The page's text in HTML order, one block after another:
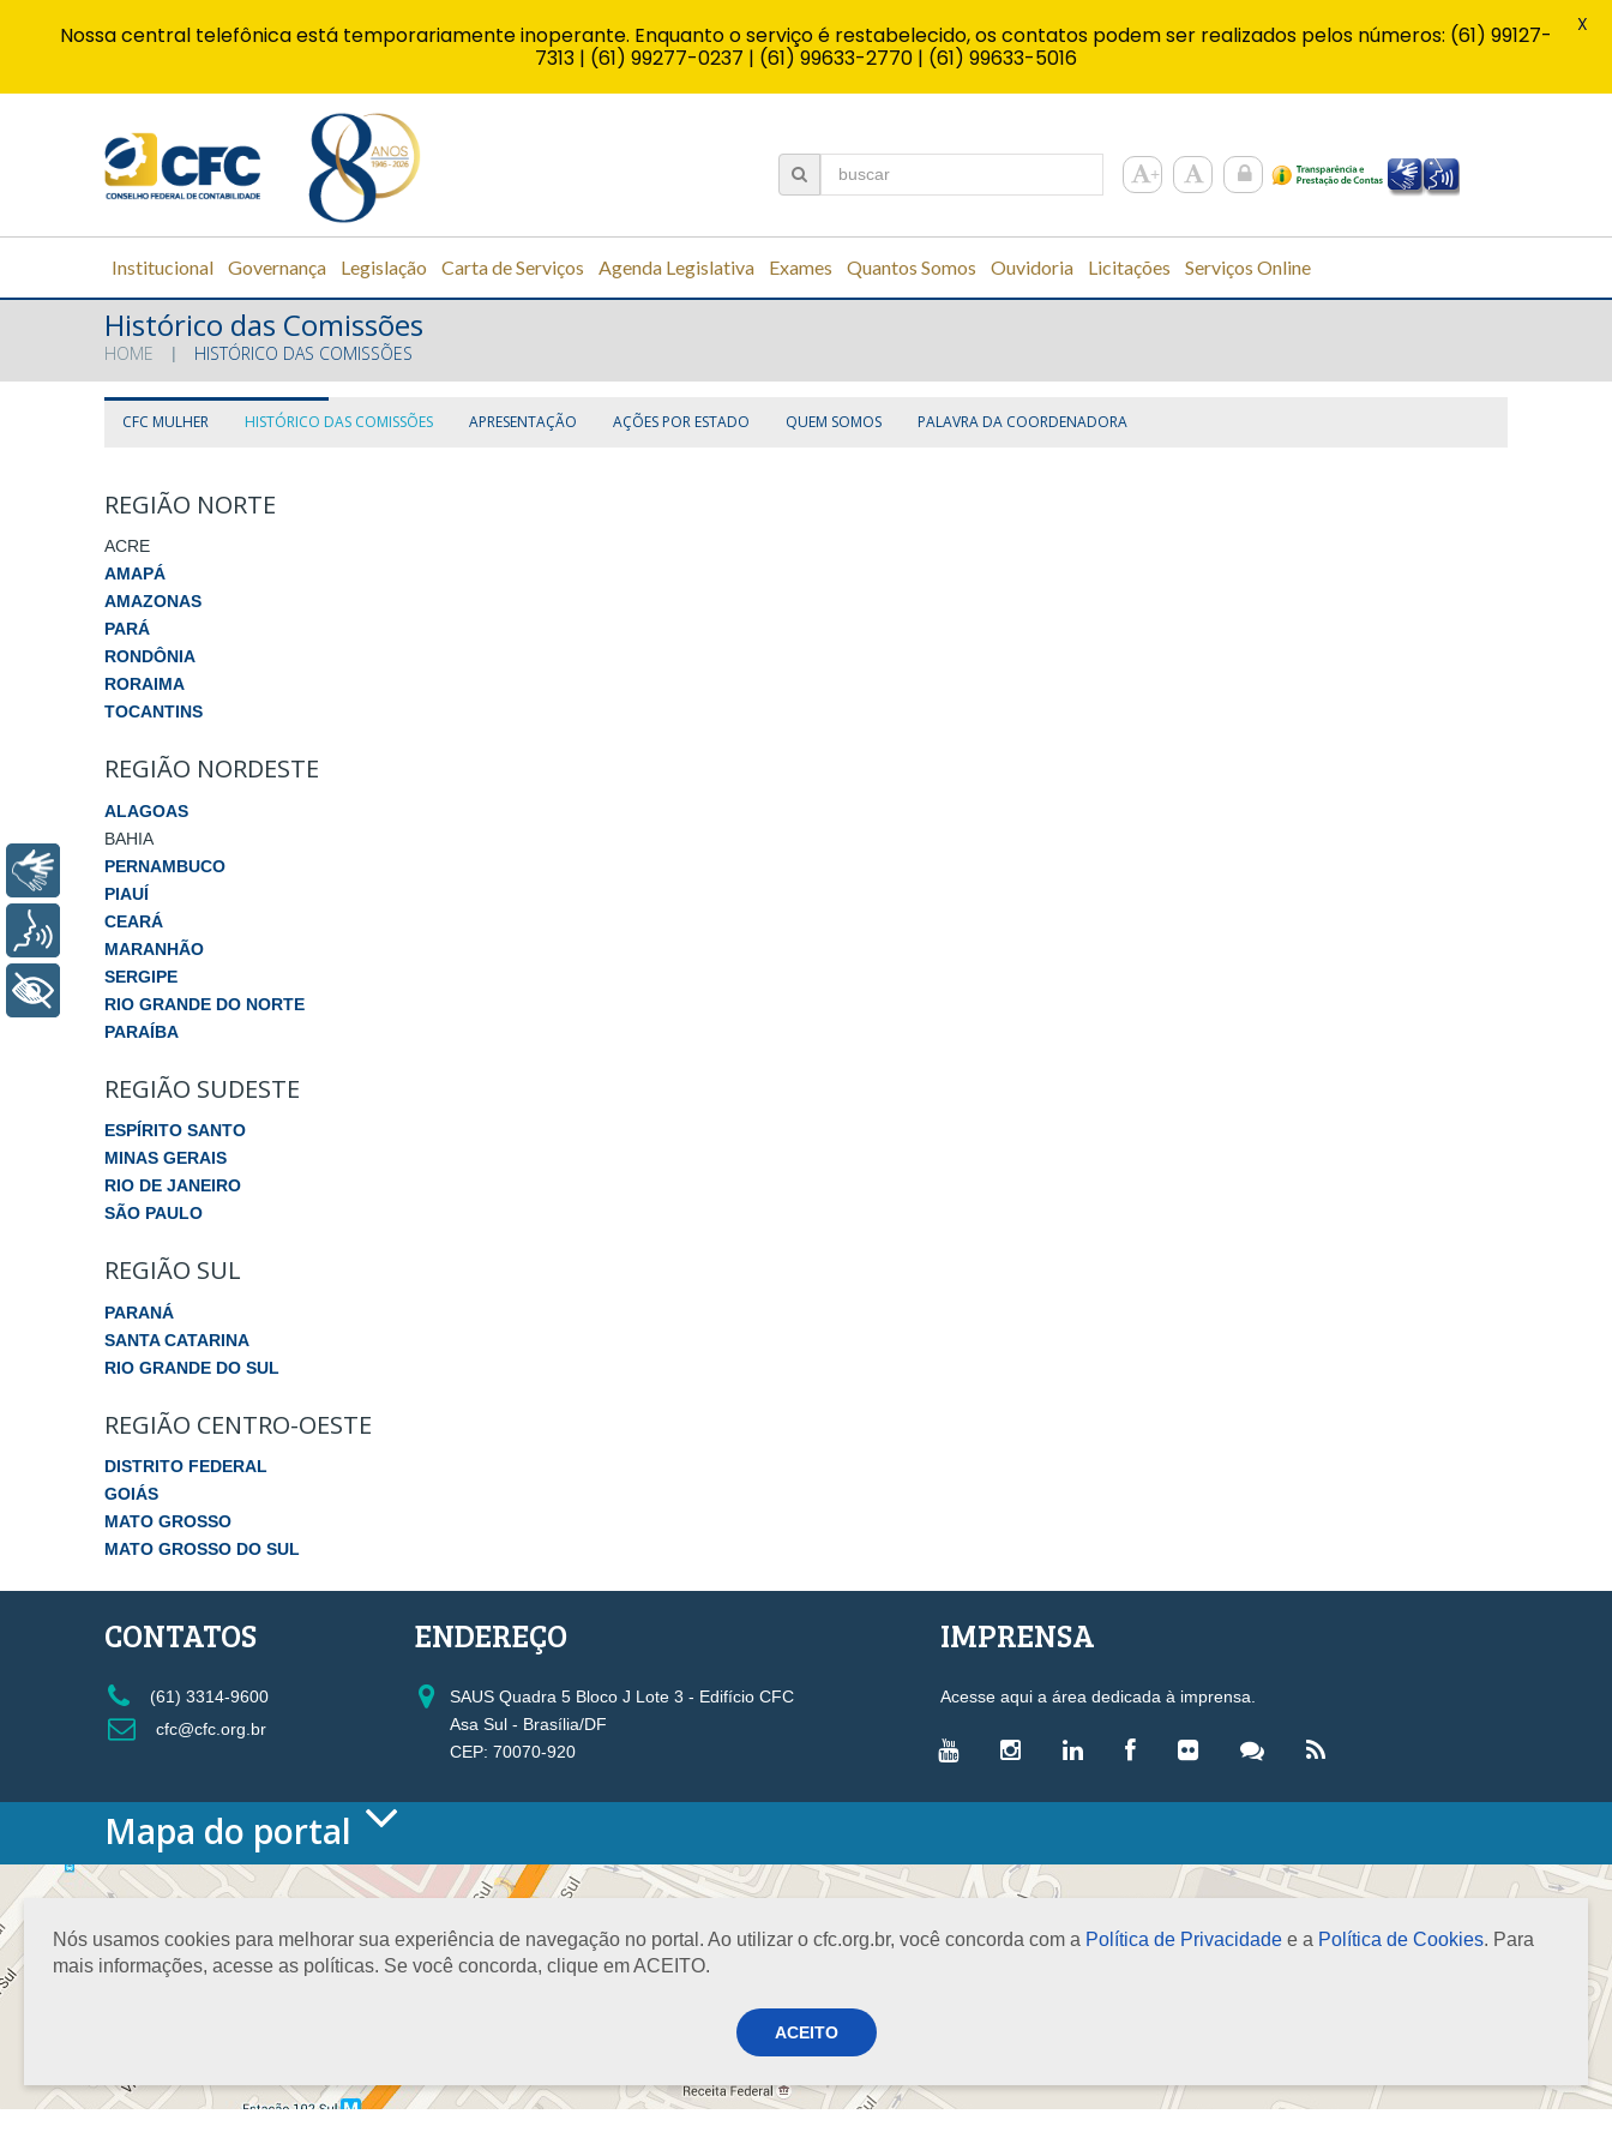
Institucional Governança Legislação Carta de Serviços Agenda Legislativa Exames Quantos Somos Ouvidoria Licitações Serviços Online
Histórico das Comissões
HOME HISTÓRICO DAS COMISSÕES
CFC MULHER HISTÓRICO DAS COMISSÕES APRESENTAÇÃO AÇÕES POR ESTADO QUEM SOMOS PALAVRA DA COORDENADORA
REGIÃO NORTE
ACRE
AMAPÁ
AMAZONAS
PARÁ
RONDÔNIA
RORAIMA
TOCANTINS
REGIÃO NORDESTE
ALAGOAS
BAHIA
PERNAMBUCO
PIAUÍ
CEARÁ
MARANHÃO
SERGIPE
RIO GRANDE DO NORTE
PARAÍBA
REGIÃO SUDESTE
ESPÍRITO SANTO
MINAS GERAIS
RIO DE JANEIRO
SÃO PAULO
REGIÃO SUL
PARANÁ
SANTA CATARINA
RIO GRANDE DO SUL
REGIÃO CENTRO-OESTE
DISTRITO FEDERAL
GOIÁS
MATO GROSSO
MATO GROSSO DO SUL
Nós usamos cookies para melhorar sua experiência de navegação no portal. Ao utilizar o cfc.org.br, você concorda com a Política de Privacidade e a Política de Cookies. Para
mais informações, acesse as políticas. Se você concorda, clique em ACEITO.
ACEITO
CONTATOS
(61) 3314-9600
cfc@cfc.org.br
ENDEREÇO
SAUS Quadra 5 Bloco J Lote 3 - Edifício CFC
Asa Sul - Brasília/DF
CEP: 70070-920
IMPRENSA
Acesse aqui a área dedicada à imprensa.
Mapa do portal
HOME
O CONSELHO
Conselho Diretor
Nossa Sede
Planejamento
PRESIDÊNCIA
VICE-PRESIDÊNCIAS
Administrativa
Controle Interno
Desenvolvimento Profissional
Fiscalização, Ética e Disciplina
PROJETOS E PROGRAMAS
LEGISLAÇÃO
Leis
Decretos-Lei
Agência de Notícias
Nossa central telefônica está temporariamente inoperante. Enquanto o serviço é restabelecido, os contatos podem ser realizados pelos números: (61) 99127-
7313 | (61) 99277-0237 | (61) 99633-2770 | (61) 99633-5016
X
Libras
Voz